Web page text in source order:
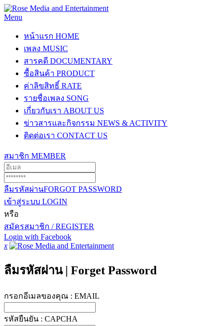
Menu
หน้าแรก HOME
เพลง MUSIC
สารคดี DOCUMENTARY
ซื้อสินค้า PRODUCT
ค่าลิขสิทธิ์ RATE
รายชื่อเพลง SONG
เกี่ยวกับเรา ABOUT US
ข่าวสารและกิจกรรม NEWS & ACTIVITY
ติดต่อเรา CONTACT US
สมาชิก MEMBER
ลืมรหัสผ่านFORGOT PASSWORD
เข้าสู่ระบบ LOGIN
หรือ
สมัครสมาชิก / REGISTER
Login with Facebook
x
ลืมรหัสผ่าน | Forget Password
กรอกอีเมลของคุณ : EMAIL
รหัสยืนยัน : CAPCHA